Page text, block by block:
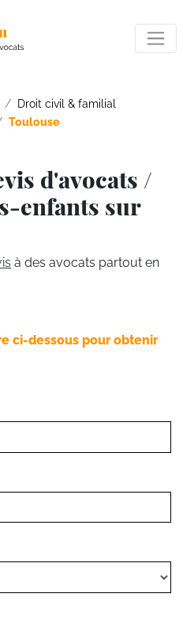
Droit civil & familial
Toulouse
d'avocats /
enfants sur
à des avocats partout en
ci-dessous pour obtenir